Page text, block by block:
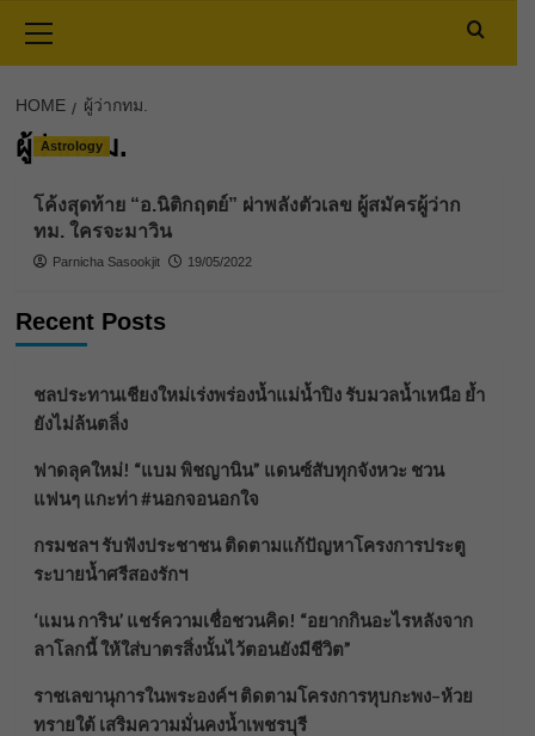
Menu
HOME ผู้ว่ากทม.
ผู้ว่ากทม.
Astrology
โค้งสุดท้าย “อ.นิติกฤตย์” ผ่าพลังตัวเลข ผู้สมัครผู้ว่าก
ทม. ใครจะมาวิน
Parnicha Sasookjit 19/05/2022
Recent Posts
ชลประทานเชียงใหม่เร่งพร่องน้ำแม่น้ำปิง รับมวลน้ำเหนือ ย้ำ
ยังไม่ล้นตลิ่ง
ฟาดลุคใหม่! “แบม พิชญานิน” แดนซ์สับทุกจังหวะ ชวน
แฟนๆ แกะท่า #นอกจอนอกใจ
กรมชลฯ รับฟังประชาชน ติดตามแก้ปัญหาโครงการประตู
ระบายน้ำศรีสองรักฯ
‘แมน การิน’ แชร์ความเชื่อชวนคิด! “อยากกินอะไรหลังจาก
ลาโลกนี้ ให้ใส่บาตรสิ่งนั้นไว้ตอนยังมีชีวิต”
ราชเลขานุการในพระองค์ฯ ติดตามโครงการหุบกะพง–ห้วย
ทรายใต้ เสริมความมั่นคงน้ำเพชรบุรี